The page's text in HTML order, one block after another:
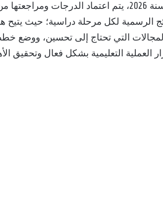
بعد الانتهاء من امتحانات نصف السنة 2026، يتم اعتماد
الرسمية لكل مرحلة دراسية؛ حيث يتيح
التي تحتاج إلى تحسين، ووضع
العملية التعليمية بشكل فعال وتحقيق